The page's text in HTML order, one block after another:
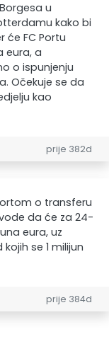
u
kako bi
će FC Portu
eura, a
o ispunjenju
Očekuje se da
kao
prije 382d
o transferu
da će za 24-
eura, uz
se 1 milijun
prije 384d